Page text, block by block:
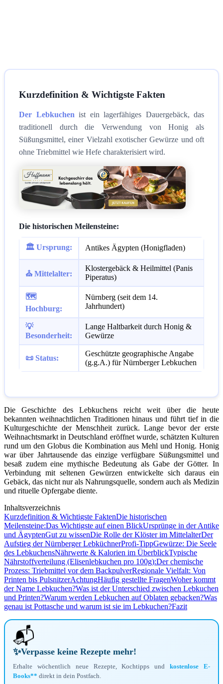
Kurzdefinition & Wichtigste Fakten
Der Lebkuchen ist ein lagerfähiges Dauergebäck, das
traditionell durch die Verwendung von Honig als
Süßungsmittel, einer Vielzahl exotischer Gewürze und oft
ohne Triebmittel wie Hefe charakterisiert wird.
Die historischen Meilensteine:
🏛️ Ursprung: Antikes Ägypten (Honigfladen)
⛪ Mittelalter:
Klostergebäck & Heilmittel (Panis
Piperatus)
🗺️
Hochburg:
Nürnberg (seit dem 14.
Jahrhundert)
💡
Besonderheit:
Lange Haltbarkeit durch Honig &
Gewürze
📜 Status:
Geschützte geographische Angabe
(g.g.A.) für Nürnberger Lebkuchen
Die Geschichte des Lebkuchens reicht weit über die heute
bekannten weihnachtlichen Traditionen hinaus und führt tief in die
Kulturgeschichte der Menschheit zurück. Lange bevor der erste
Weihnachtsmarkt in Deutschland eröffnet wurde, schätzten Kulturen
rund um den Globus die Kombination aus Mehl und Honig. Honig
war über Jahrtausende das einzige verfügbare Süßungsmittel und
besaß zudem eine mythische Bedeutung als Gabe der Götter. In
Verbindung mit seltenen Gewürzen entwickelte sich daraus ein
Gebäck, das nicht nur als Nahrungsquelle, sondern auch als Medizin
und rituelle Opfergabe diente.
Inhaltsverzeichnis
Kurzdefinition & Wichtigste FaktenDie historischen
Meilensteine:Das Wichtigste auf einen BlickUrsprünge in der Antike
und ÄgyptenGut zu wissenDie Rolle der Klöster im MittelalterDer
Aufstieg der Nürnberger LebküchnerProfi-TippGewürze: Die Seele
des LebkuchensNährwerte & Kalorien im ÜberblickTypische
Nährstoffverteilung (Elisenlebkuchen pro 100g):Der chemische
Prozess: Triebmittel vor dem BackpulverRegionale Vielfalt: Von
Printen bis PulsnitzerAchtungHäufig gestellte FragenWoher kommt
der Name Lebkuchen?Was ist der Unterschied zwischen Lebkuchen
und Printen?Warum werden Lebkuchen auf Oblaten gebacken?Was
genau ist Pottasche und warum ist sie im Lebkuchen?Fazit
📬
✨Verpasse keine Rezepte mehr!
Erhalte wöchentlich neue Rezepte, Kochtipps undkostenlose E-
Books** direkt in dein Postfach.